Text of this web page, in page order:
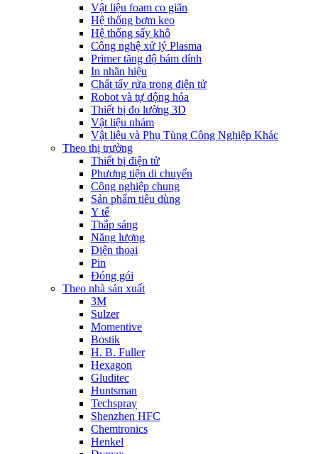
Vật liệu foam co giãn
Hệ thống bơm keo
Hệ thống sấy khô
Công nghệ xử lý Plasma
Primer tăng độ bám dính
In nhãn hiệu
Chất tẩy rửa trong điện tử
Robot và tự động hóa
Thiết bị đo lường 3D
Vật liệu nhám
Vật liệu và Phụ Tùng Công Nghiệp Khác
Theo thị trường
Thiết bị điện tử
Phương tiện di chuyển
Công nghiệp chung
Sản phẩm tiêu dùng
Y tế
Thắp sáng
Năng lượng
Điện thoại
Pin
Đóng gói
Theo nhà sản xuất
3M
Sulzer
Momentive
Bostik
H. B. Fuller
Hexagon
Gluditec
Huntsman
Techspray
Shenzhen HFC
Chemtronics
Henkel